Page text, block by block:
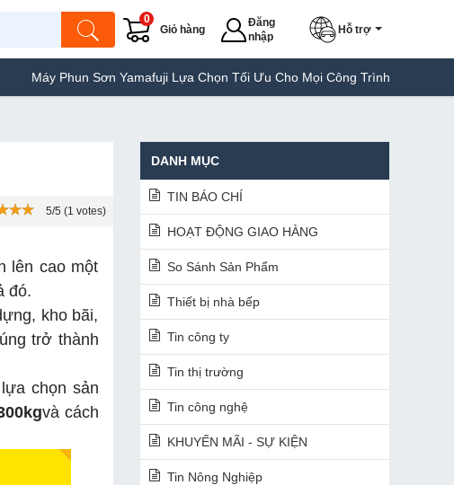
Giỏ hàng
0
Đăng
nhập
Hỗ trợ
Yamafuji Lựa Chọn Tối Ưu Cho Mọi Công Trình Máy Hàn Túi Yamafuji
5/5 (1 votes)
lên cao một
đó.
kho bãi,
trở thành
chọn sản
và cách
DANH MỤC
TIN BÁO CHÍ
HOẠT ĐỘNG GIAO HÀNG
So Sánh Sản Phẩm
Thiết bị nhà bếp
Tin công ty
Tin thị trường
Tin công nghệ
KHUYẾN MÃI - SỰ KIỆN
Tin Nông Nghiệp